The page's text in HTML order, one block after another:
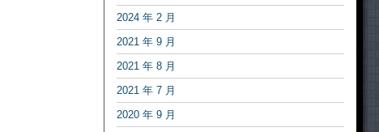
2024 年 2 月
2021 年 9 月
2021 年 8 月
2021 年 7 月
2020 年 9 月